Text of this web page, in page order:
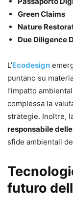
Green Claims
Nature
Due Diligence
L’Ecodesign
puntano su
l’impatto
complessa la
strategie. Inoltre,
responsabile
sfide ambientali
futuro